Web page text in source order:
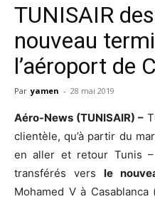
TUNISAIR
nouveau
l’aéroport de
Par yamen - 28 mai 2019
Aéro-News (TUNISAIR) –
clientèle, qu’à partir du
en aller et retour Tunis –
transférés vers le
Mohamed V à